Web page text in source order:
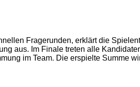
Fragerunden, erklärt die
aus. Im Finale treten alle
im Team. Die erspielte Summe